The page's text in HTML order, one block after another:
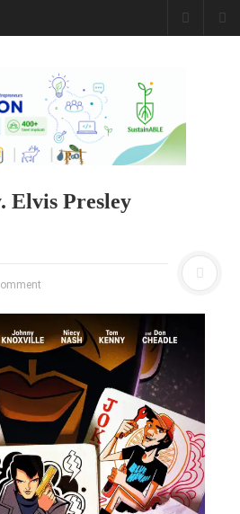
Elvis Presley